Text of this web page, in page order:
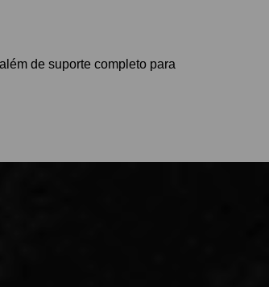
de suporte completo para